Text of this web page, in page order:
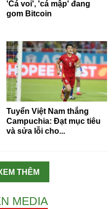
'Cá voi', 'cá mập' đang
gom Bitcoin
Tuyển Việt Nam thắng
Campuchia: Đạt mục tiêu
và sửa lỗi cho...
THÊM
MEDIA